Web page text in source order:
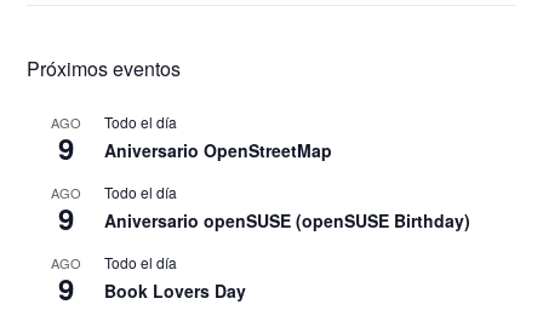
Próximos eventos
AGO
9
Todo el día
Aniversario OpenStreetMap
AGO
9
Todo el día
Aniversario openSUSE (openSUSE Birthday)
AGO
9
Todo el día
Book Lovers Day